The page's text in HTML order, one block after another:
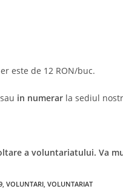
este de 12 RON/buc.
in numerar la sediul
a voluntariatului. Va
VOLUNTARI VOLUNTARIAT